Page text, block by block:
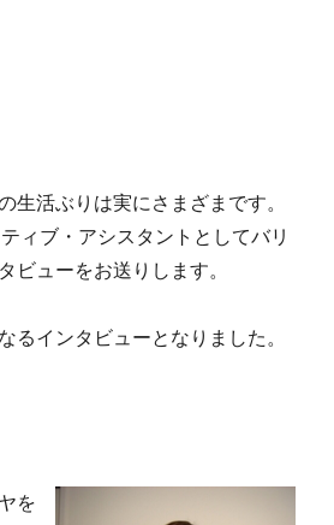
生活ぶりは実にさまざまです。
ィブ・アシスタントとしてバリ
ビューをお送りします。
るインタビューとなりました。
を